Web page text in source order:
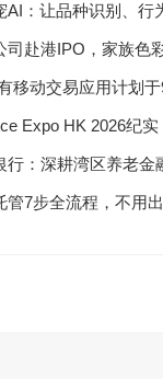
AI：让品种识别、行
司赴港IPO，家族色
移动交易应用计划
Expo HK 2026纪
行：深耕湾区养老
管7步全流程，不用